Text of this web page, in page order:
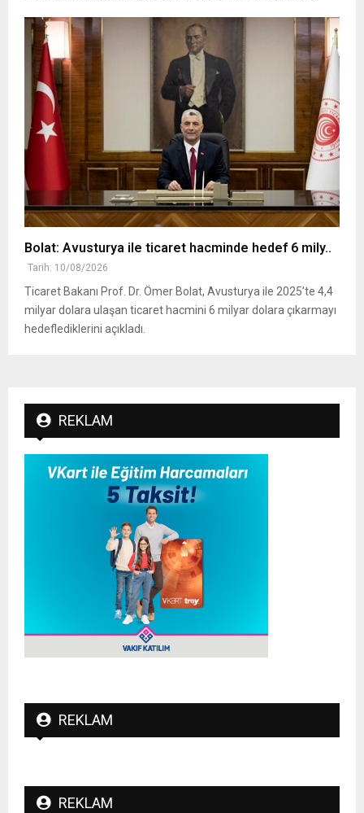
Bolat: Avusturya ile ticaret hacminde hedef 6 mily..
Tarih: 10/08/2026
Ticaret Bakanı Prof. Dr. Ömer Bolat, Avusturya ile 2025’te 4,4
milyar dolara ulaşan ticaret hacmini 6 milyar dolara çıkarmayı
hedeflediklerini açıkladı.
REKLAM
REKLAM
REKLAM